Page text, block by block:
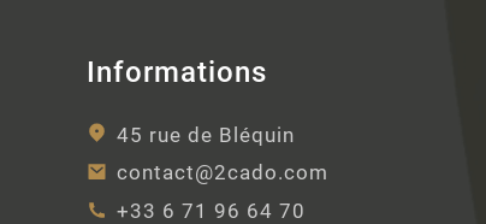
Informations
45 rue de Bléquin
contact@2cado.com
+33 6 71 96 64 70